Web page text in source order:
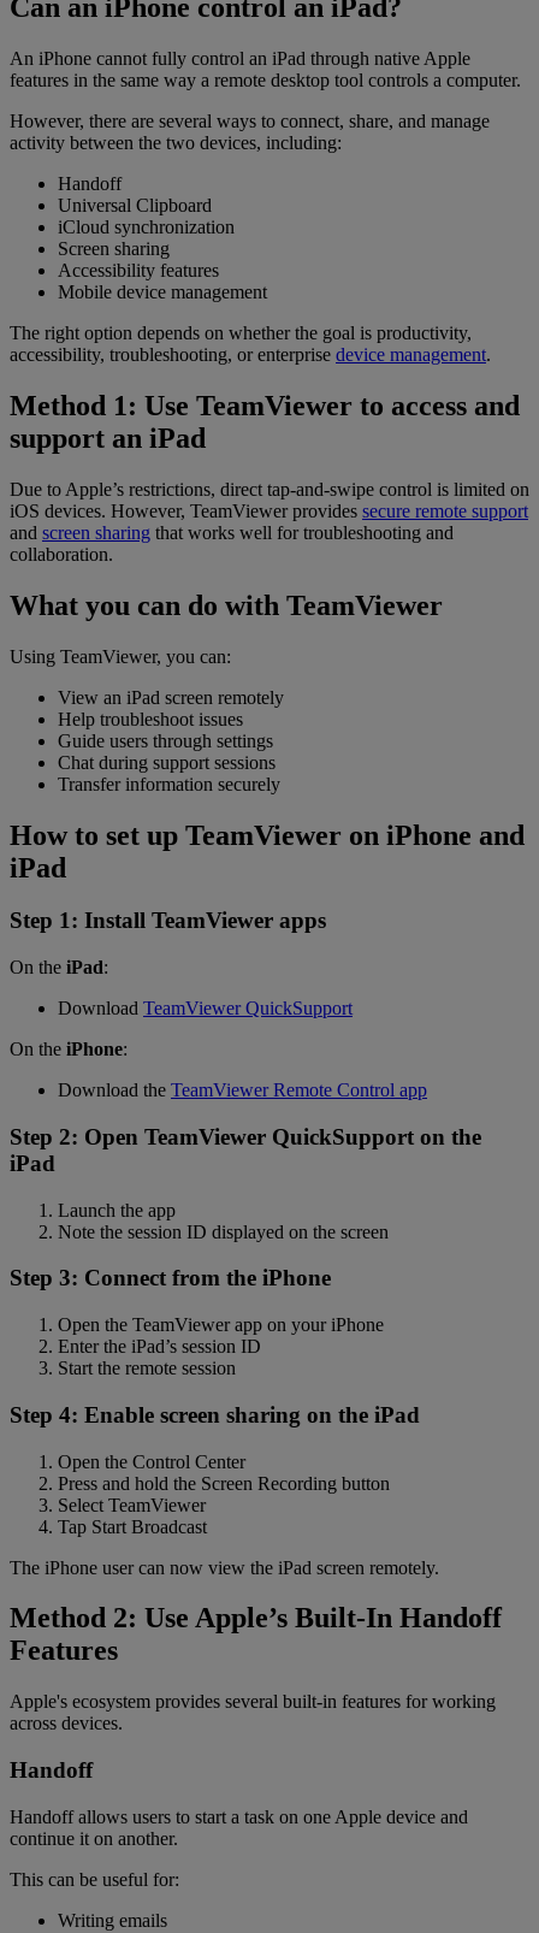
Can an iPhone control an iPad?
An iPhone cannot fully control an iPad through native Apple
features in the same way a remote desktop tool controls a computer.
However, there are several ways to connect, share, and manage
activity between the two devices, including:
Handoff
Universal Clipboard
iCloud synchronization
Screen sharing
Accessibility features
Mobile device management
The right option depends on whether the goal is productivity,
accessibility, troubleshooting, or enterprise device management.
Method 1: Use TeamViewer to access and
support an iPad
Due to Apple’s restrictions, direct tap-and-swipe control is limited on
iOS devices. However, TeamViewer provides secure remote support
and screen sharing that works well for troubleshooting and
collaboration.
What you can do with TeamViewer
Using TeamViewer, you can:
View an iPad screen remotely
Help troubleshoot issues
Guide users through settings
Chat during support sessions
Transfer information securely
How to set up TeamViewer on iPhone and
iPad
Step 1: Install TeamViewer apps
On the iPad:
Download TeamViewer QuickSupport
On the iPhone:
Download the TeamViewer Remote Control app
Step 2: Open TeamViewer QuickSupport on the
iPad
Launch the app
Note the session ID displayed on the screen
Step 3: Connect from the iPhone
Open the TeamViewer app on your iPhone
Enter the iPad’s session ID
Start the remote session
Step 4: Enable screen sharing on the iPad
Open the Control Center
Press and hold the Screen Recording button
Select TeamViewer
Tap Start Broadcast
The iPhone user can now view the iPad screen remotely.
Method 2: Use Apple’s Built-In Handoff
Features
Apple's ecosystem provides several built-in features for working
across devices.
Handoff
Handoff allows users to start a task on one Apple device and
continue it on another.
This can be useful for:
Writing emails